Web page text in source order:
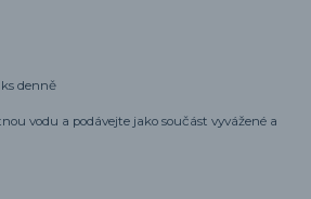
denně
vodu a podávejte jako součást vyvážené a